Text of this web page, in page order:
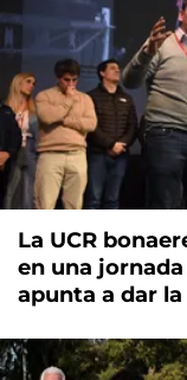
La UCR
en una
apunta a dar